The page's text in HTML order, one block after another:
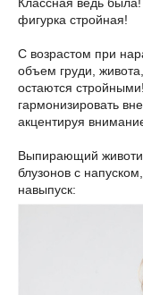
фигурка стройная!
С возрастом при
объем груди,
остаются
гармонизировать
акцентируя
Выпирающий
блузонов с
навыпуск: